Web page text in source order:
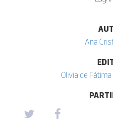
Ana
Olivia de